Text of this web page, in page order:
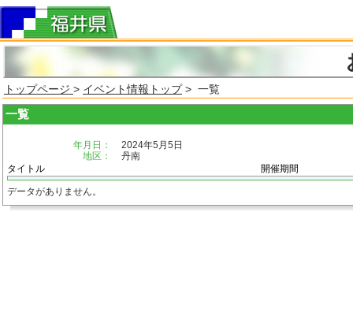
トップページ > イベント情報トップ> 一覧
一覧
年月日：
2024年5月5日
地区：
丹南
タイトル
開催期間
データがありません。